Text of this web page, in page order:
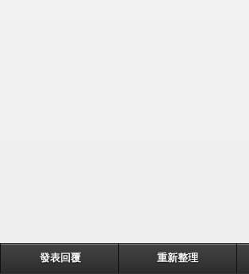
發表回覆 重新整理